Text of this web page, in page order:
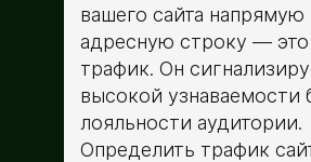
вашего сайта напрямую
адресную строку —
трафик. Он
высокой узнаваемости
лояльности аудитории.
Определить трафик